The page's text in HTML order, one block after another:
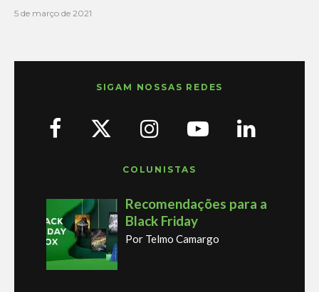
5 de março de 2021
SIGAM NOSSAS REDES
COLUNISTAS
Recomendações para a
Black Friday
Por Telmo Camargo